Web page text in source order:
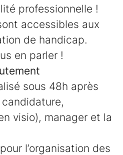
professionnelle !
accessibles aux
de handicap.
en parler !
sous 48h après
visio), manager et la
l’organisation des